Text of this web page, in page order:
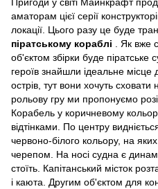
аматорам цієї серії
локації. Цього разу це буде
піратському кораблі . Як вже
об'єктом збірки буде
героїв знайшли ідеальне
острів, тут вони хочуть
рольову гру ми пропонуємо
Корабель у коричневому
відтінками. По центру
червоно-білого кольору, на
черепом. На носі судна є
стоїть. Капітанський місток
і каюта. Другим об'єктом для